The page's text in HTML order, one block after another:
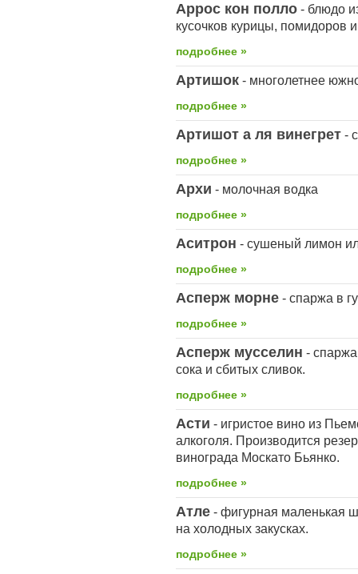
Аррос кон полло - блюдо
кусочков курицы, помидоров
подробнее »
Артишок - многолетнее
подробнее »
Артишот а ля винегрет -
подробнее »
Архи - молочная водка
подробнее »
Аситрон - сушеный лимон
подробнее »
Асперж морне - спаржа в
подробнее »
Асперж мусселин -
сока и сбитых сливок.
подробнее »
Асти - игристое вино из
алкоголя. Производится
винограда Москато Бьянко.
подробнее »
Атле - фигурная маленькая
на холодных закусках.
подробнее »